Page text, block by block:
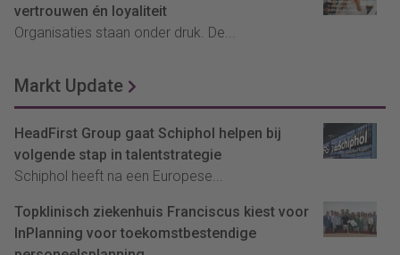
vertrouwen én loyaliteit
Organisaties staan onder druk. De...
Markt Update
HeadFirst Group gaat Schiphol helpen bij
volgende stap in talentstrategie
Schiphol heeft na een Europese...
Topklinisch ziekenhuis Franciscus kiest voor
InPlanning voor toekomstbestendige